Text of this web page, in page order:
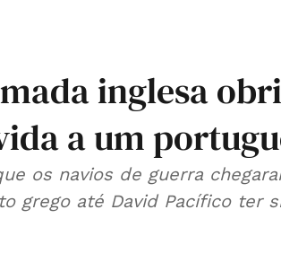
inglesa
a um
os navios de guerra
grego até David Pacífico ter